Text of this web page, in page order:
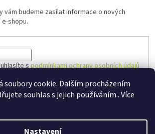
soubory cookie. Dalším procházením
souhlas s jejich používáním.. Více
Nastavení
vám budeme zasílat informace o nových
shopu.
spodmínkami ochrany osobních údajů